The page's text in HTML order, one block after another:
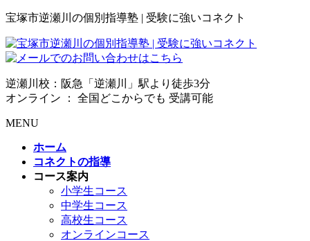
宝塚市逆瀬川の個別指導塾 | 受験に強いコネクト
逆瀬川校：阪急「逆瀬川」駅より徒歩3分
オンライン ： 全国どこからでも 受講可能
MENU
ホーム
コネクトの指導
コース案内
小学生コース
中学生コース
高校生コース
オンラインコース